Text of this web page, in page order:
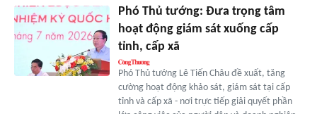
Phó Thủ tướng: Đưa trọng tâm
hoạt động giám sát xuống cấp
tỉnh, cấp xã
Phó Thủ tướng Lê Tiến Châu đề xuất, tăng
cường hoạt động khảo sát, giám sát tại cấp
tỉnh và cấp xã - nơi trực tiếp giải quyết phần